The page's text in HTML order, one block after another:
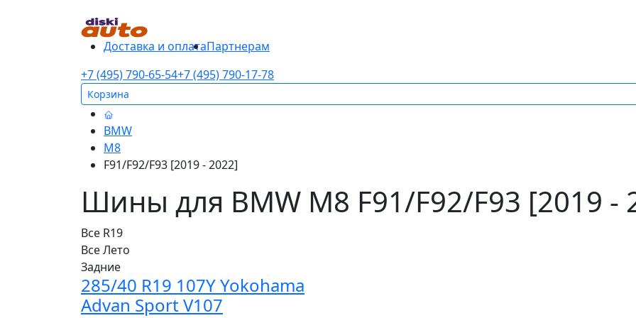
Доставка и оплатаПартнерам
+7 (495) 790-65-54+7 (495) 790-17-78
Корзина
BMW
M8
F91/F92/F93 [2019 - 2022]
Шины для BMW M8 F91/F92/F93 [2019 -
Все R19
ВсеЛето
Задние
285/40 R19 107Y Yokohama
Advan Sport V107